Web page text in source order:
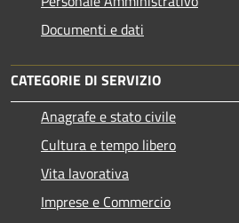
Documenti e dati
CATEGORIE DI SERVIZIO
Anagrafe e stato civile
Cultura e tempo libero
Vita lavorativa
Imprese e Commercio